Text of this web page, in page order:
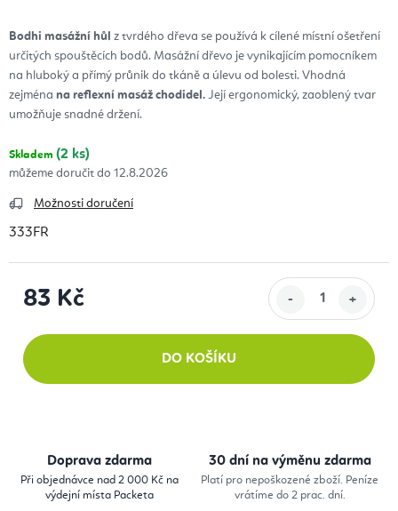
Bodhi masážní hůl z tvrdého dřeva se používá k cílené místní ošetření
určitých spouštěcích bodů. Masážní dřevo je vynikajícím pomocníkem
na hluboký a přímý průnik do tkáně a úlevu od bolesti. Vhodná
zejména na reflexní masáž chodidel. Její ergonomický, zaoblený tvar
umožňuje snadné držení.
Skladem (2 ks)
12.8.2026
Možnosti doručení
333FR
83 Kč
DO KOŠÍKU
Doprava zdarma
Při objednávce nad 2 000 Kč na
výdejní místa Packeta
30 dní na výměnu zdarma
Platí pro nepoškozené zboží. Peníze
vrátíme do 2 prac. dní.